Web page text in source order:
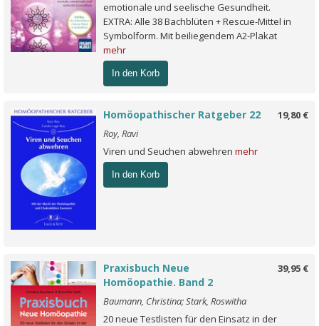
emotionale und seelische Gesundheit.
EXTRA: Alle 38 Bachblüten + Rescue-Mittel in
Symbolform. Mit beiliegendem A2-Plakat
mehr
In den Korb
19,80 €
Homöopathischer Ratgeber 22
Roy, Ravi
Viren und Seuchen abwehren mehr
In den Korb
39,95 €
Praxisbuch Neue
Homöopathie. Band 2
Baumann, Christina; Stark, Roswitha
20 neue Testlisten für den Einsatz in der